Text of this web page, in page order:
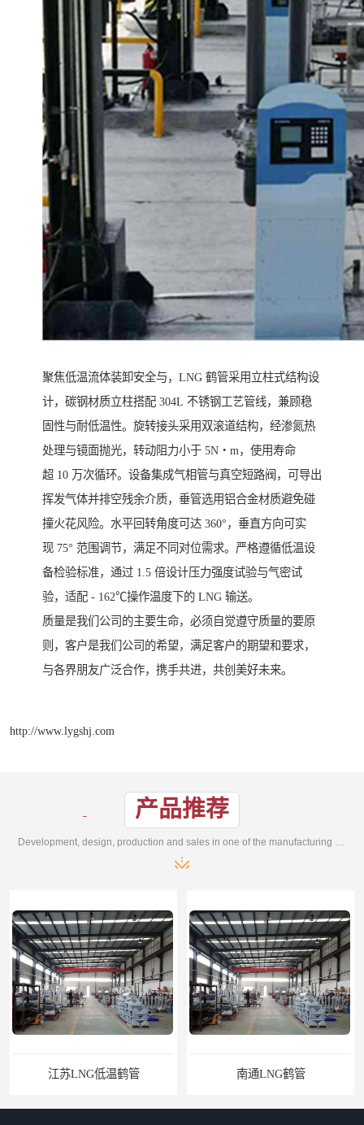
聚焦低温流体装卸安全与，LNG 鹤管采用立柱式结构设
计，碳钢材质立柱搭配 304L 不锈钢工艺管线，兼顾稳
固性与耐低温性。旋转接头采用双滚道结构，经渗氮热
处理与镜面抛光，转动阻力小于 5N・m，使用寿命
超 10 万次循环。设备集成气相管与真空短路阀，可导出
挥发气体并排空残余介质，垂管选用铝合金材质避免碰
撞火花风险。水平回转角度可达 360°，垂直方向可实
现 75° 范围调节，满足不同对位需求。严格遵循低温设
备检验标准，通过 1.5 倍设计压力强度试验与气密试
验，适配 - 162℃操作温度下的 LNG 输送。
质量是我们公司的主要生命，必须自觉遵守质量的要原
则，客户是我们公司的希望，满足客户的期望和要求，
与各界朋友广泛合作，携手共进，共创美好未来。
http://www.lygshj.com
产品推荐
江苏LNG低温鹤管 南通LNG鹤管